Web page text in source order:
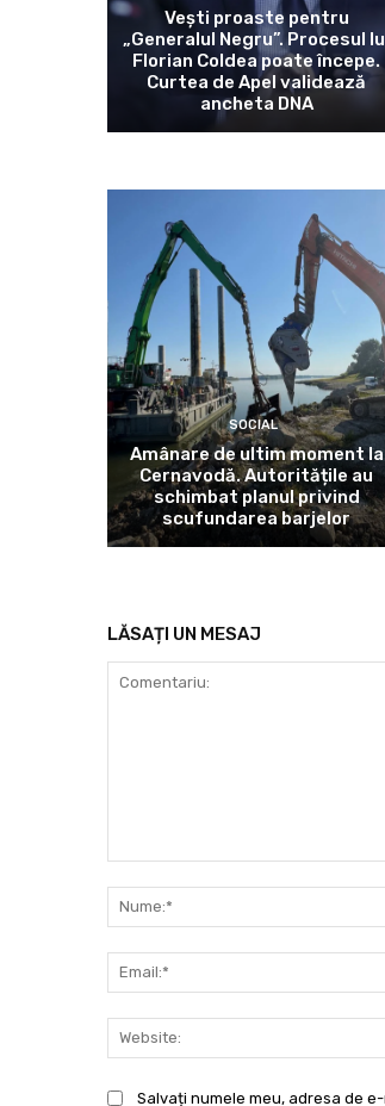
Vești proaste pentru
„Generalul Negru”. Procesul
Florian Coldea poate începe.
Curtea de Apel validează
ancheta DNA
SOCIAL
Amânare de ultim moment la
Cernavodă. Autoritățile au
schimbat planul privind
scufundarea barjelor
LĂSAȚI UN MESAJ
Salvați numele meu, adresa de